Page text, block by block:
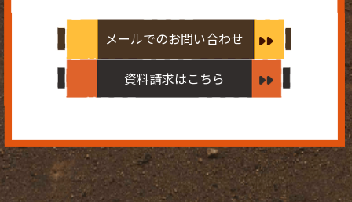
メールでのお問い合わせ
資料請求はこちら